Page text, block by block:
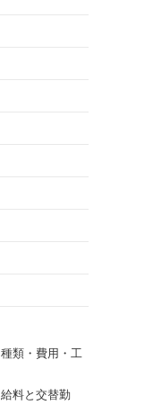
類・費用・工
料と交替勤